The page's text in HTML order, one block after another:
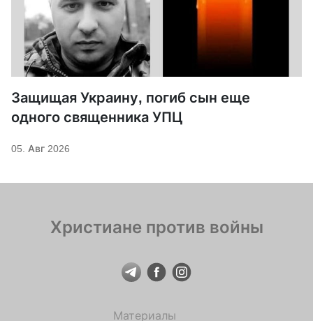
Защищая Украину, погиб сын еще
одного священника УПЦ
05. Авг 2026
Христиане против войны
Материалы